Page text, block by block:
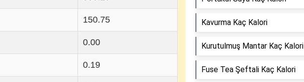
150.75
0.00
0.19
Kavurma Kaç Kalori
Kurutulmuş Mantar Kaç Kalori
Fuse Tea Şeftali Kaç Kalori